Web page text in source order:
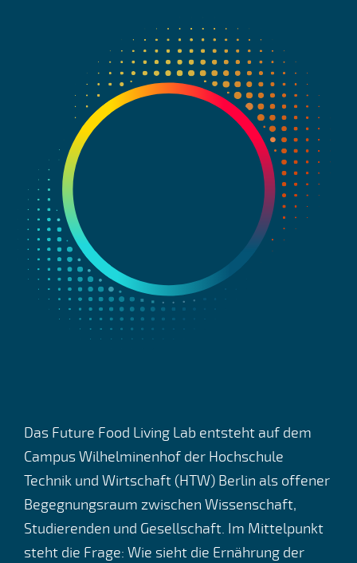
Das Future Food Living Lab entsteht auf dem
Campus Wilhelminenhof der Hochschule
Technik und Wirtschaft (HTW) Berlin als offener
Begegnungsraum zwischen Wissenschaft,
Studierenden und Gesellschaft. Im Mittelpunkt
steht die Frage: Wie sieht die Ernährung der